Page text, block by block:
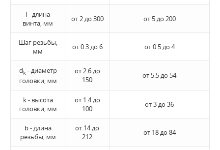
l - длина
винта, мм
от 2 до 300 от 5 до 200
Шаг резьбы,
мм
от 0.3 до 6 от 0.5 до 4
dk- диаметр
головки, мм
от 2.6 до
150
от 5.5 до 54
k - высота
головки, мм
от 1.4 до
100
от 3 до 36
b - длина
резьбы, мм
от 14 до
212
от 18 до 84